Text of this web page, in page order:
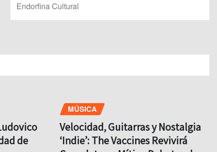
Endorfina Cultural
de
MÚSICA
Velocidad, Guitarras y Nostalgia
‘Indie’: The Vaccines Revivirá